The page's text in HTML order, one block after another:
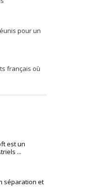
pour un
français où
est un
...
séparation et